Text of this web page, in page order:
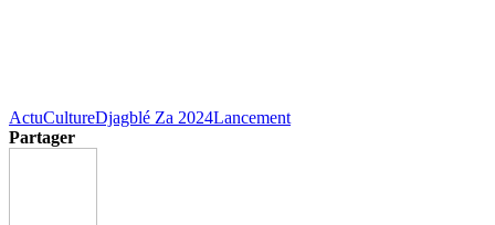
ActuCultureDjagblé Za 2024Lancement
Partager